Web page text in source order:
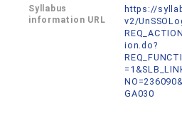
Syllabus
information URL
https://
v2/
ion.do?
GA030